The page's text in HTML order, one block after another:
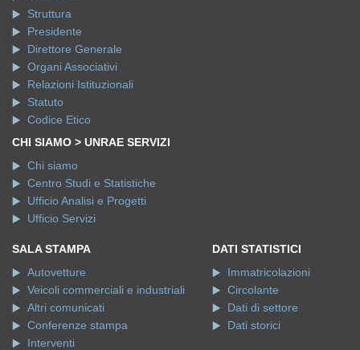
Struttura
Presidente
Direttore Generale
Organi Associativi
Relazioni Istituzionali
Statuto
Codice Etico
CHI SIAMO > UNRAE SERVIZI
Chi siamo
Centro Studi e Statistiche
Ufficio Analisi e Progetti
Ufficio Servizi
SALA STAMPA
Autovetture
Veicoli commerciali e industriali
Altri comunicati
Conferenze stampa
Interventi
DATI STATISTICI
Immatricolazioni
Circolante
Dati di settore
Dati storici